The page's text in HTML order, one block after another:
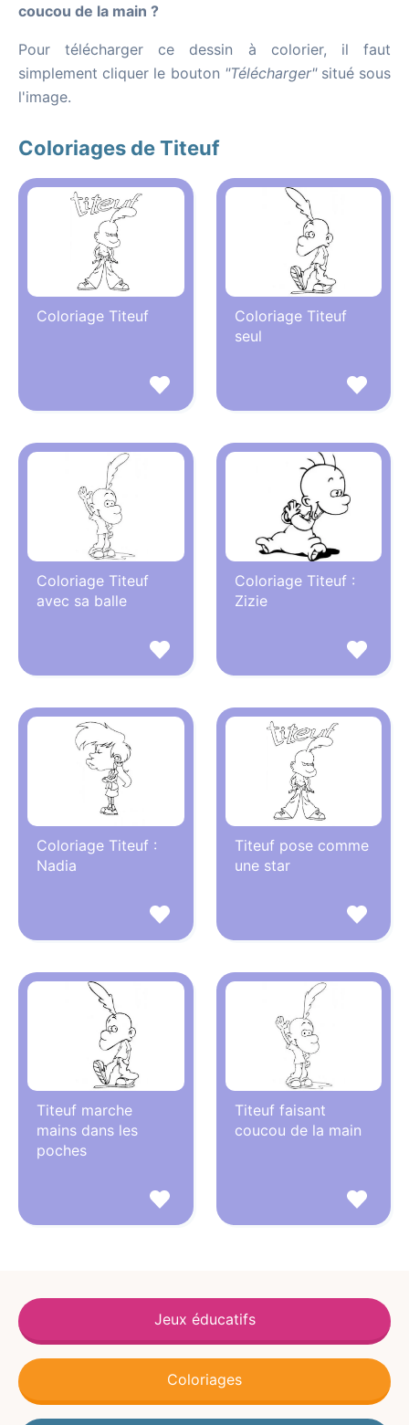
coucou de la main ?
Pour télécharger ce dessin à colorier, il faut
simplement cliquer le bouton "Télécharger"situé sous
l'image.
Coloriages de Titeuf
Coloriage Titeuf
Coloriage Titeuf
seul
Coloriage Titeuf
avec sa balle
Coloriage Titeuf :
Zizie
Coloriage Titeuf :
Nadia
Titeuf pose comme
une star
Titeuf marche
mains dans les
poches
Titeuf faisant
coucou de la main
Jeux éducatifs
Coloriages